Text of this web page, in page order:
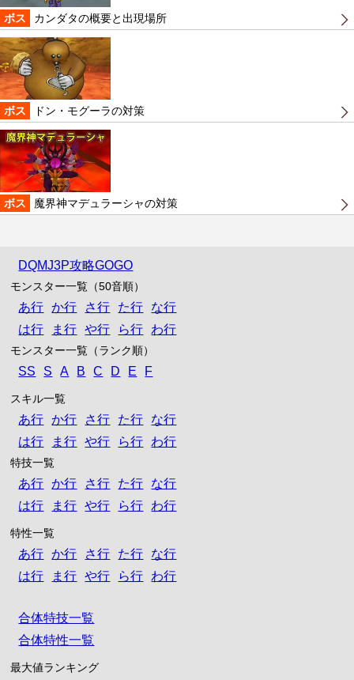
ボス カンダタの概要と出現場所
ボス ドン・モグーラの対策
ボス 魔界神マデュラーシャの対策
DQMJ3P攻略GOGO
モンスター一覧（50音順）
あ行 か行 さ行 た行
な行
は行
ま行 や行 ら行 わ行
モンスター一覧（ランク順）
SS S A B C D E F
スキル一覧
あ行 か行 さ行 た行
な行
は行
ま行 や行 ら行 わ行
特技一覧
あ行 か行 さ行 た行
な行
は行
ま行 や行 ら行 わ行
特性一覧
あ行 か行 さ行 た行
な行
は行
ま行 や行 ら行 わ行
合体特技一覧
合体特性一覧
最大値ランキング